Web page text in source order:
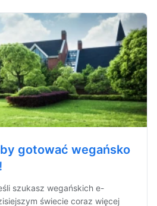
gotować wegańsko
szukasz wegańskich e-
świecie coraz więcej